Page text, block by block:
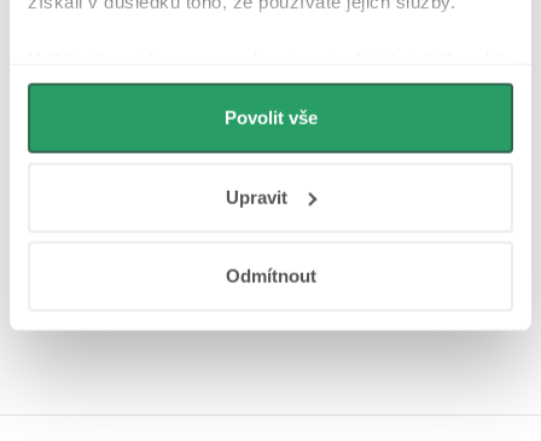
můžeme používat cookies pro analytiku a
personalizovanou reklamu. Jak Google zpracovává
osobní údaje najdete na stránkách
Povolit vše
Upravit
Odmítnout